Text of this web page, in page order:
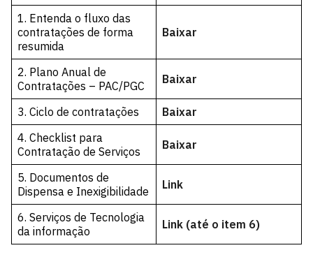
1. Entenda o fluxo das
contratações de forma
resumida
Baixar
2. Plano Anual de
Contratações – PAC/PGC
Baixar
3. Ciclo de contratações
Baixar
4. Checklist para
Contratação de Serviços
Baixar
5. Documentos de
Dispensa e Inexigibilidade
Link
6. Serviços de Tecnologia
da informação
Link (até o item 6)